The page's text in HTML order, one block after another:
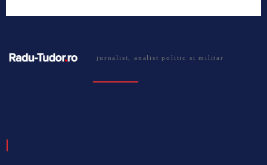
jurnalist, analist politic si militar